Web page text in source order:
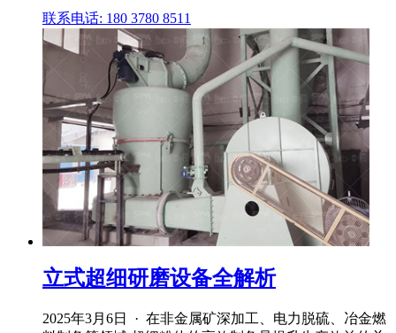
联系电话: 180 3780 8511
立式超细研磨设备全解析
2025年3月6日 · 在非金属矿深加工、电力脱硫、冶金燃